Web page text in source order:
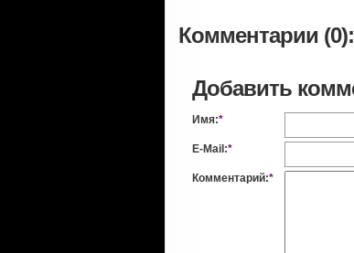
Комментарии (0):
Добавить
Имя:*
E-Mail:*
Комментарий:*